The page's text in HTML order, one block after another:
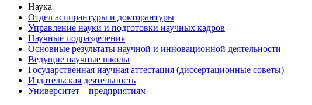
Наука
Отдел аспирантуры и докторантуры
Управление науки и подготовки научных кадров
Научные подразделения
Основные результаты научной и инновационной деятельности
Ведущие научные школы
Государственная научная аттестация (диссертационные советы)
Издательская деятельность
Университет – предприятиям